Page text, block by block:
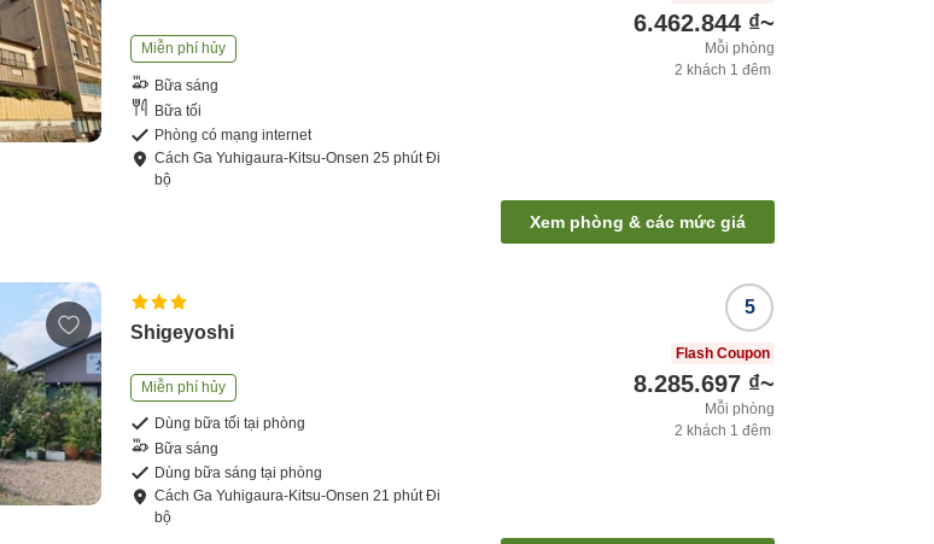
Miễn phí hủy
Bữa sáng
Bữa tối
Phòng có mạng internet
CáchGa Yuhigaura-Kitsu-Onsen25 phútĐi
bộ
6.462.844 ₫~
Mỗi phòng
2 khách 1 đêm
Xem phòng & các mức giá
Shigeyoshi
Miễn phí hủy
Dùng bữa tối tại phòng
Bữa sáng
Dùng bữa sáng tại phòng
CáchGa Yuhigaura-Kitsu-Onsen21 phútĐi
bộ
5
Flash Coupon
8.285.697 ₫~
Mỗi phòng
2 khách 1 đêm